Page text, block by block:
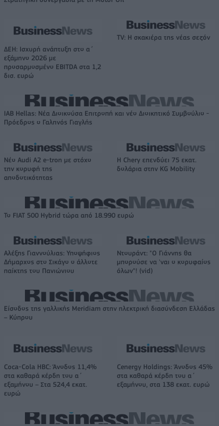
ΔΕΗ: Ισχυρή ανάπτυξη στο α΄
εξάμηνο 2026 με
προσαρμοσμένο EBITDA στα 1,2
δισ. ευρώ
TV: Η σκακιέρα της νέας σεζόν
IAB Hellas: Νέα Διοικούσα Επιτροπή και νέο Διοικητικό Συμβούλιο -
Πρόεδρος ο Γαληνός Γιαγλής
Νέο Audi A2 e-tron με στόχο
την κορυφή της
αποδοτικότητας
Η Chery επενδύει 75 εκατ.
δολάρια στην KG Mobility
Το FIAT 500 Hybrid τώρα από 18.990 ευρώ
Αλέξης Γιαννούλιας: Υποψήφιος
Δήμαρχος στο Σικάγο ο άλλοτε
παίκτης του Πανιώνιου
Ντουράντ: "Ο Γιάννης θα
μπορούσε να 'ναι ο κορυφαίος
όλων"! (vid)
Είσοδος της γαλλικής Meridiam στην ηλεκτρική διασύνδεση Ελλάδας
– Κύπρου
Coca-Cola HBC: Άνοδος 11,4%
στα καθαρά κέρδη του α΄
εξαμήνου – Στα 524,4 εκατ.
ευρώ
Cenergy Holdings: Άνοδος 45%
στα καθαρά κέρδη του α΄
εξαμήνου, στα 138 εκατ. ευρώ